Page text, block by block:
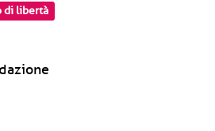
di libertà